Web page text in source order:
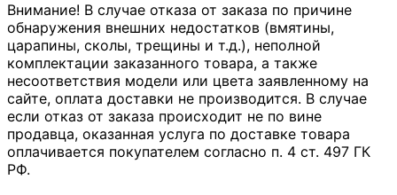
Внимание! В случае отказа от заказа по причине
обнаружения внешних недостатков (вмятины,
царапины, сколы, трещины и т.д.), неполной
комплектации заказанного товара, а также
несоответствия модели или цвета заявленному на
сайте, оплата доставки не производится. В случае
если отказ от заказа происходит не по вине
продавца, оказанная услуга по доставке товара
оплачивается покупателем согласно п. 4 ст. 497 ГК
РФ.